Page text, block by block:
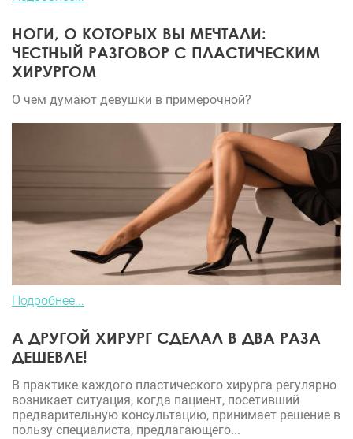
НОГИ, О КОТОРЫХ ВЫ МЕЧТАЛИ:
ЧЕСТНЫЙ РАЗГОВОР С ПЛАСТИЧЕСКИМ
ХИРУРГОМ
О чем думают девушки в примерочной?
Подробнее...
А ДРУГОЙ ХИРУРГ СДЕЛАЛ В ДВА РАЗА
ДЕШЕВЛЕ!
В практике каждого пластического хирурга регулярно
возникает ситуация, когда пациент, посетивший
предварительную консультацию, принимает решение в
пользу специалиста, предлагающего...